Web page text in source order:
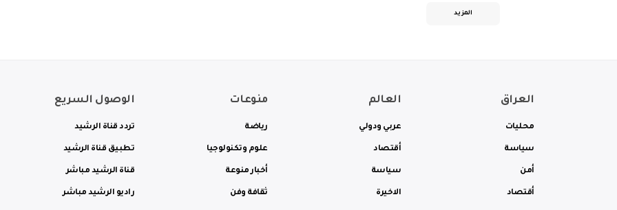
المزيد
العراق
محليات
سياسة
أمن
أقتصاد
العالم
عربي ودولي
أقتصاد
سياسة
الاخيرة
منوعات
رياضة
علوم وتكنولوجيا
أخبار منوعة
ثقافة وفن
الوصول السريع
تردد قناة الرشيد
تطبيق قناة الرشيد
قناة الرشيد مباشر
راديو الرشيد مباشر